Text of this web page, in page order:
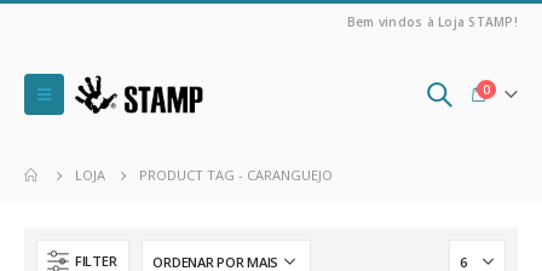
Bem vindos à Loja STAMP!
0
LOJA PRODUCT TAG - CARANGUEJO
FILTER